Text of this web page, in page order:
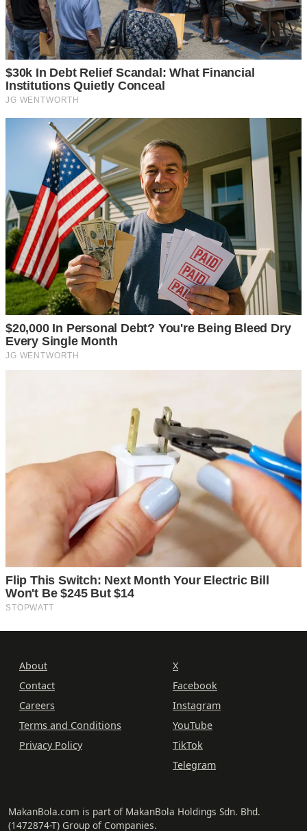
About
Contact
Careers
Terms and Conditions
Privacy Policy
X
Facebook
Instagram
YouTube
TikTok
Telegram
MakanBola.com is part of MakanBola Holdings Sdn. Bhd.
(1472874-T) Group of Companies.